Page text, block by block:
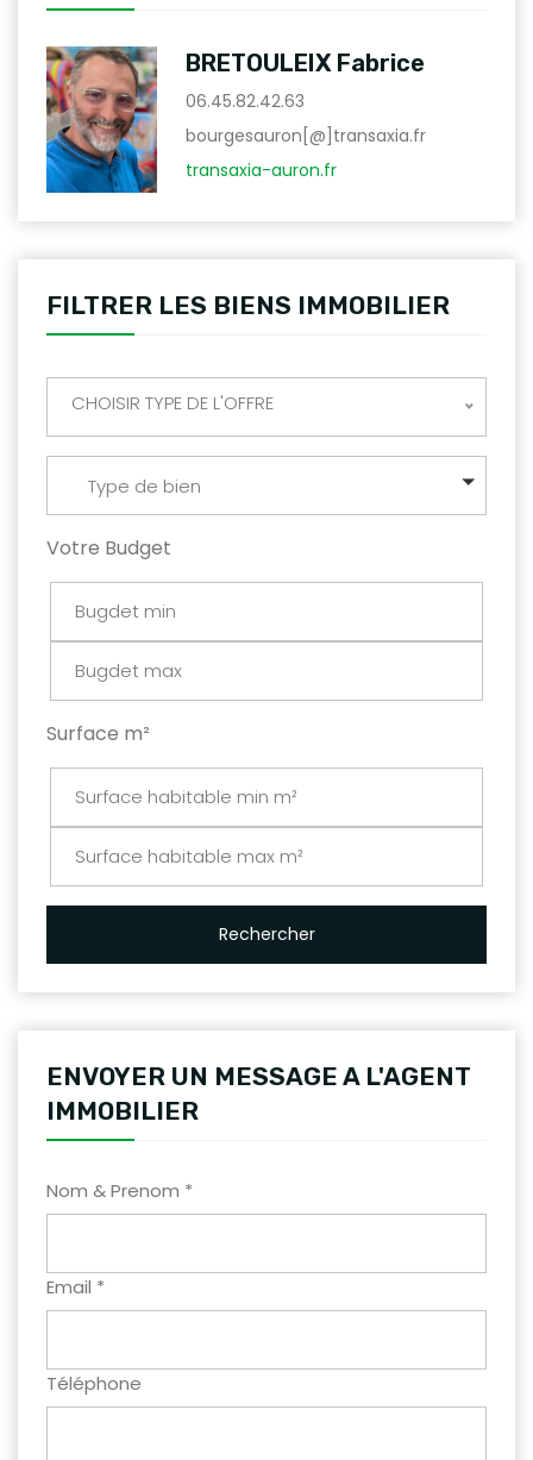
BRETOULEIX Fabrice
06.45.82.42.63
bourgesauron[@]transaxia.fr
transaxia-auron.fr
FILTRER LES BIENS IMMOBILIER
CHOISIR TYPE DE L'OFFRE
Type de bien
Votre Budget
Surface m²
Rechercher
ENVOYER UN MESSAGE A L'AGENT
IMMOBILIER
Nom & Prenom *
Email *
Téléphone